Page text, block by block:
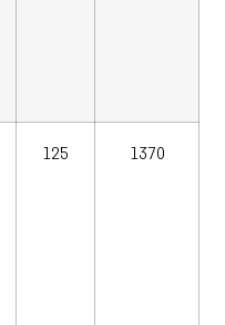
125 1370